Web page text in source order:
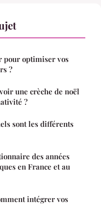
pour optimiser vos
?
une crèche de noël
?
sont les différents
des années
en France et au
intégrer vos